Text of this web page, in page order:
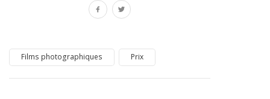
Films photographiques Prix